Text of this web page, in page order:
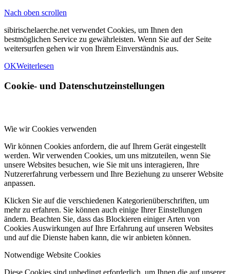
Nach oben scrollen
sibirischelaerche.net verwendet Cookies, um Ihnen den
bestmöglichen Service zu gewährleisten. Wenn Sie auf der Seite
weitersurfen gehen wir von Ihrem Einverständnis aus.
OKWeiterlesen
Cookie- und Datenschutzeinstellungen
Wie wir Cookies verwenden
Wir können Cookies anfordern, die auf Ihrem Gerät eingestellt
werden. Wir verwenden Cookies, um uns mitzuteilen, wenn Sie
unsere Websites besuchen, wie Sie mit uns interagieren, Ihre
Nutzererfahrung verbessern und Ihre Beziehung zu unserer Website
anpassen.
Klicken Sie auf die verschiedenen Kategorienüberschriften, um
mehr zu erfahren. Sie können auch einige Ihrer Einstellungen
ändern. Beachten Sie, dass das Blockieren einiger Arten von
Cookies Auswirkungen auf Ihre Erfahrung auf unseren Websites
und auf die Dienste haben kann, die wir anbieten können.
Notwendige Website Cookies